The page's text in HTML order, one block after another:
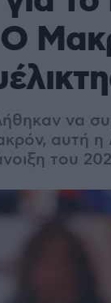
να
αυτή η
του